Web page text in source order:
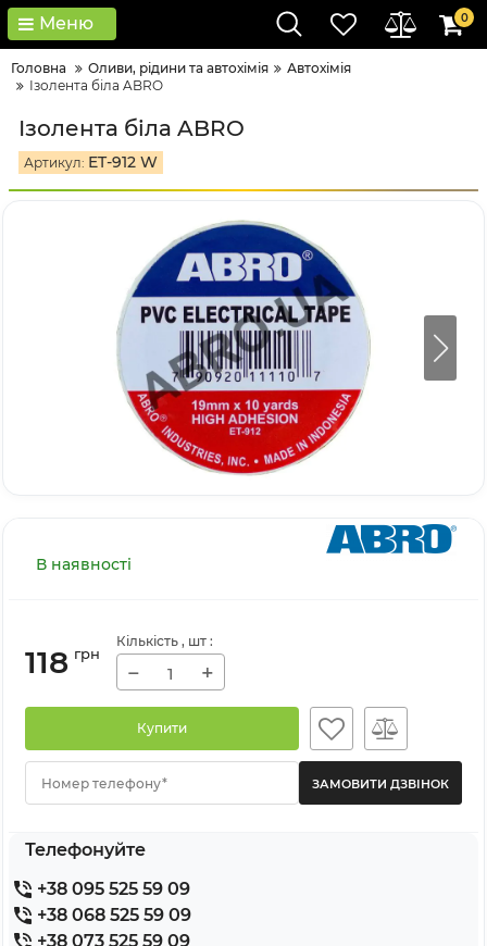
Меню 0
Головна Оливи, рідини та автохімія
Автохімія
Ізолента біла ABRO
Ізолента біла ABRO
Артикул: ET-912 W
В наявності
118 грн
Кількість , шт :
− +
Купити
Номер телефону*
Телефонуйте
+38 095 525 59 09
+38 068 525 59 09
+38 073 525 59 09